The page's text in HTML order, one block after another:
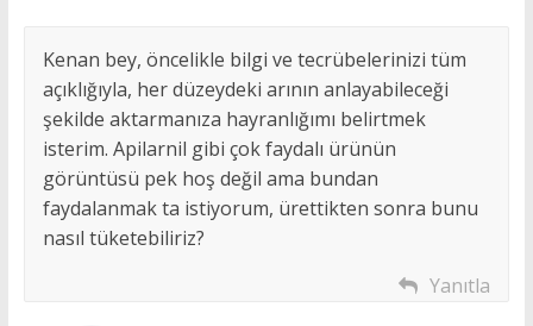
Kenan bey, öncelikle bilgi ve tecrübelerinizi tüm
açıklığıyla, her düzeydeki arının anlayabileceği
şekilde aktarmanıza hayranlığımı belirtmek
isterim. Apilarnil gibi çok faydalı ürünün
görüntüsü pek hoş değil ama bundan
faydalanmak ta istiyorum, ürettikten sonra bunu
nasıl tüketebiliriz?
Yanıtla